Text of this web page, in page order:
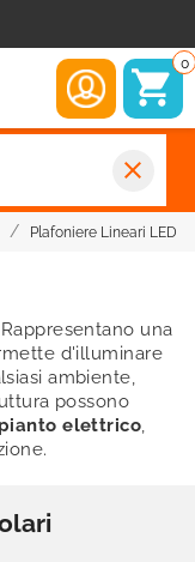
0
close
Plafoniere Lineari LED
una
d'illuminare
ambiente,
possono
elettrico,